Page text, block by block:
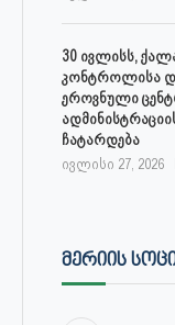
30 ივლისს,
კონტროლისა
ეროვნული
ჩატარდება
ივლისი 27, 2026
ᲛᲔᲠᲘᲘᲡ